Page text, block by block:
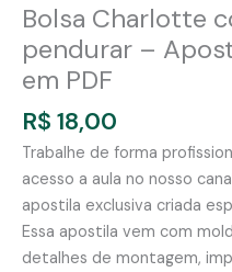
Bolsa Charlotte
pendurar –
em PDF
R$ 18,00
Trabalhe de forma
acesso a aula no nosso
apostila exclusiva criada
Essa apostila vem com
detalhes de montagem,